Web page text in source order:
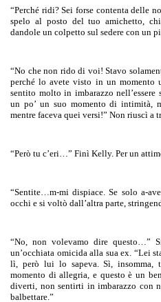
“Perché ridi? Sei forse contenta delle
spelo al posto del tuo amichetto,
dandole un colpetto sul sedere con un
“No che non rido di voi! Stavo
perché lo avete visto in un momento
sentito molto in imbarazzo
un po’ un suo momentodiintimità,
mentre faceva quei versi!” Non riuscì a
“Però tu c’eri…” Finì Kelly. Per un
“Sentite…m-mi dispiace.Se solo a-
occhi e si voltò dall’altra parte,
“No, non volevamo dire questo…”
un’occhiata omicida alla sua ex. “Lei
lì, però lui lo sapeva. Sì,
momento diallegria, e questo è un
diverti, non sentirti in imbarazzo con
balbettare.”